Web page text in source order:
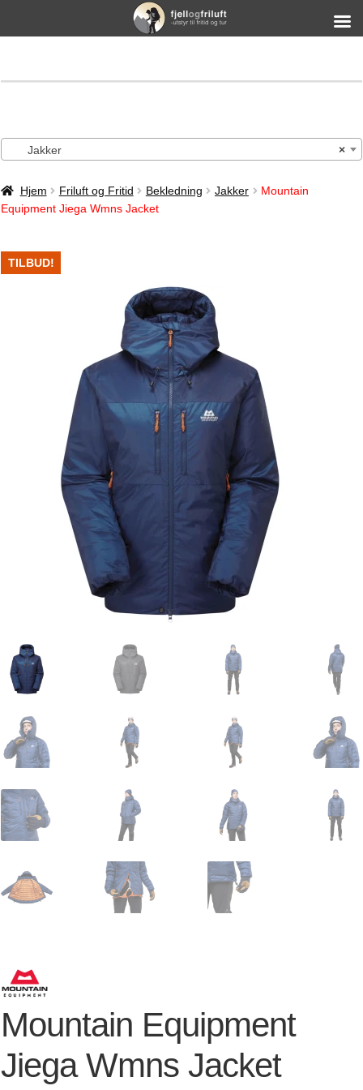
×
Jakker
Hjem Friluft og Fritid Bekledning Jakker
Mountain
Equipment Jiega Wmns Jacket
TILBUD!
Mountain Equipment
Jiega Wmns Jacket